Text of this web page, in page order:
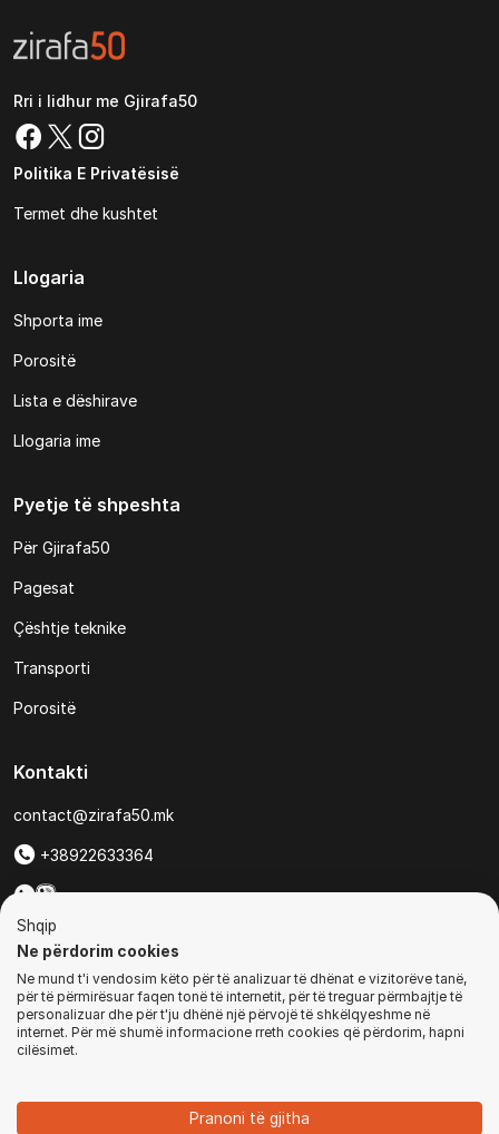
Rri i lidhur me Gjirafa50
Politika E Privatësisë
Termet dhe kushtet
Llogaria
Shporta ime
Porositë
Lista e dëshirave
Llogaria ime
Pyetje të shpeshta
Për Gjirafa50
Pagesat
Çështje teknike
Transporti
Porositë
Kontakti
contact@zirafa50.mk
+38922633364
Për kërkesa të ofertave:
b2b@zirafa50.mk
Jadranska Magistrala No. 86, Skopje, North Macedonia
© Të gjitha të drejtat e rezervuara
Shqip
Ne përdorim cookies
Ne mund t'i vendosim këto për të analizuar të dhënat e vizitorëve tanë,
për të përmirësuar faqen tonë të internetit, për të treguar përmbajtje të
personalizuar dhe për t'ju dhënë një përvojë të shkëlqyeshme në
internet. Për më shumë informacione rreth cookies që përdorim, hapni
cilësimet.
Pranoni të gjitha